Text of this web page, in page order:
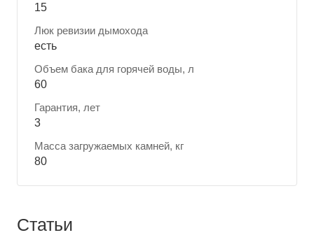
15
Люк ревизии дымохода
есть
Объем бака для горячей воды, л
60
Гарантия, лет
3
Масса загружаемых камней, кг
80
Статьи